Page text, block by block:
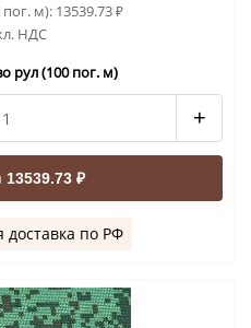
пог. м): 13539.73₽
НДС
рул (100 пог. м)
+
13539.73 ₽
доставка по РФ